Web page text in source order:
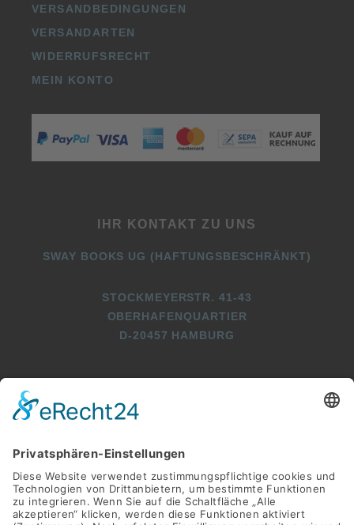
VERSANDBEDINGUNGEN
VERSANDARTEN
WIDERRUFSRECHT
MEIN KONTO
IHR KONTAKT ZU UNS
SWAY BOOKS UG (HAFTUNGSBESCHRÄNKT)
STOCKMEYERSTR. 41-43
OBERHAFENQUARTIER
D-20457 HAMBURG
+49 (0)40 2716369 9
INFO@SWAY-BOOKS.DE
      